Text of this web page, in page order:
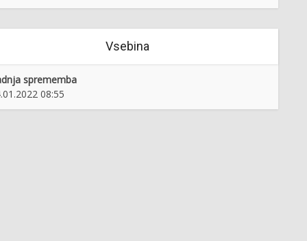
Vsebina
sprememba
08:55